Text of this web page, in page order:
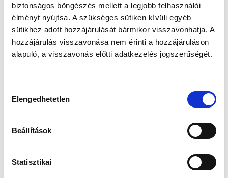
biztonságos böngészés mellett a legjobb felhasználói
élményt nyújtsa. A szükséges sütiken kívüli egyéb
sütikhez adott hozzájárulását bármikor visszavonhatja. A
hozzájárulás visszavonása nem érinti a hozzájáruláson
alapuló, a visszavonás előtti adatkezelés jogszerűségét.
kiválasztása
Elengedhetetlen
Beállítások
Statisztikai
hímivarsejt megtermékenyítse. Amennyiben
nem termékenyül meg a petesejt menstruáció
jön létre, a méhnyálkahártya leválik, és egy
újabb ciklus indul.
Elhízás
hormonálisan aktív szerv. Túlsúly esetén
energia biztosításáért felelős vezér hormon,
Elhízás mellett gyakori az úgynevezett